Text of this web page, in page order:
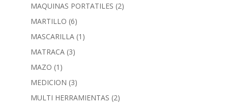
MAQUINAS PORTATILES (2)
MARTILLO (6)
MASCARILLA (1)
MATRACA (3)
MAZO (1)
MEDICION (3)
MULTI HERRAMIENTAS (2)